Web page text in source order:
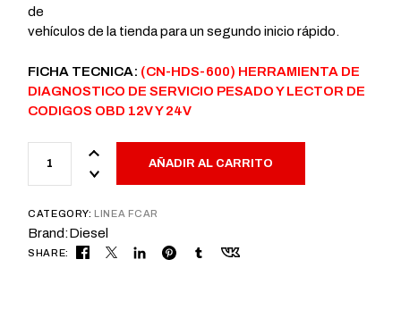
de
vehículos de la tienda para un segundo inicio rápido.
FICHA TECNICA: (CN-HDS-600) HERRAMIENTA DE
DIAGNOSTICO DE SERVICIO PESADO Y LECTOR DE
CODIGOS OBD 12V Y 24V
AÑADIR AL CARRITO
CATEGORY: LINEA FCAR
Brand:Diesel
SHARE: